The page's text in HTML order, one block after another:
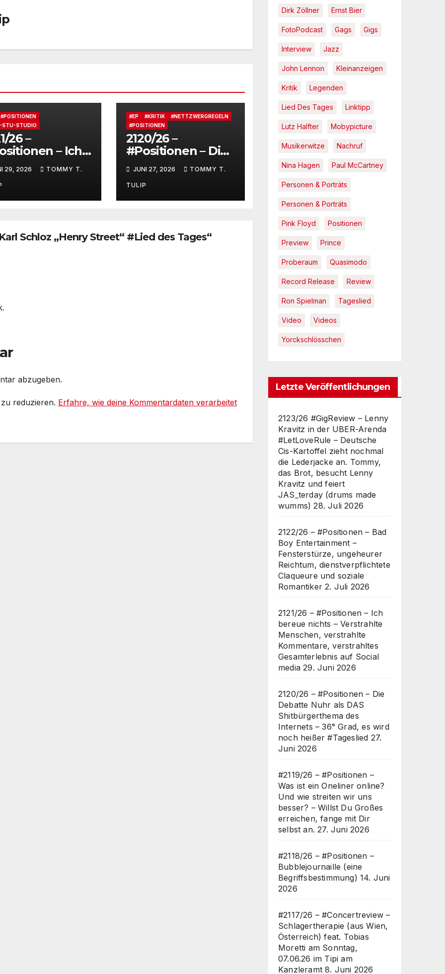
#POSITIONEN
STU-STUDIO
26 –
– Ich
29, 2026 TOMMY T.
#EP #KRITIK
#NETTZWERGREGELN
#POSITIONEN
2120/26 –
#Positionen – Die
DAS
Shitbürgerthema
des Internets – 36°
JUNI 27, 2026 TOMMY T.
TULIP
Schloz „Henry Street“ #Lied des Tages“
abzugeben.
reduzieren. Erfahre, wie deine Kommentardaten verarbeitet
Dirk Zöllner Ernst Bier
FotoPodcast Gags Gigs
Interview Jazz
John Lennon Kleinanzeigen
Kritik Legenden
Lied Des Tages Linktipp
Lutz Halfter Mobypicture
Musikerwitze Nachruf
Nina Hagen Paul McCartney
Personen & Porträts
Personen & Porträts
Pink Floyd Positionen
Preview Prince
Proberaum Quasimodo
Record Release Review
Ron Spielman Tageslied
Video Videos
Yorckschlösschen
Letzte Veröffentlichungen
2123/26 #GigReview – Lenny
Kravitz in der UBER-Arenda
#LetLoveRule – Deutsche
Cis-Kartoffel zieht nochmal
die Lederjacke an. Tommy,
das Brot, besucht Lenny
Kravitz und feiert
JAS_terday (drums made
wumms) 28. Juli 2026
2122/26 – #Positionen – Bad
Boy Entertainment –
Fensterstürze, ungeheurer
Reichtum, dienstverpflichtete
Claqueure und soziale
Romantiker 2. Juli 2026
2121/26 – #Positionen – Ich
bereue nichts – Verstrahlte
Menschen, verstrahlte
Kommentare, verstrahltes
Gesamterlebnis auf Social
media 29. Juni 2026
2120/26 – #Positionen – Die
Debatte Nuhr als DAS
Shitbürgerthema des
Internets – 36° Grad, es wird
noch heißer #Tageslied 27.
Juni 2026
#2119/26 – #Positionen –
Was ist ein Oneliner online?
Und wie streiten wir uns
besser? – Willst Du Großes
erreichen, fange mit Dir
selbst an. 27. Juni 2026
#2118/26 – #Positionen –
Bubblejournaille (eine
Begriffsbestimmung) 14. Juni
2026
#2117/26 – #Concertreview –
Schlagertherapie (aus Wien,
Österreich) feat. Tobias
Moretti am Sonntag,
07.06.26 im Tipi am
Kanzleramt 8. Juni 2026